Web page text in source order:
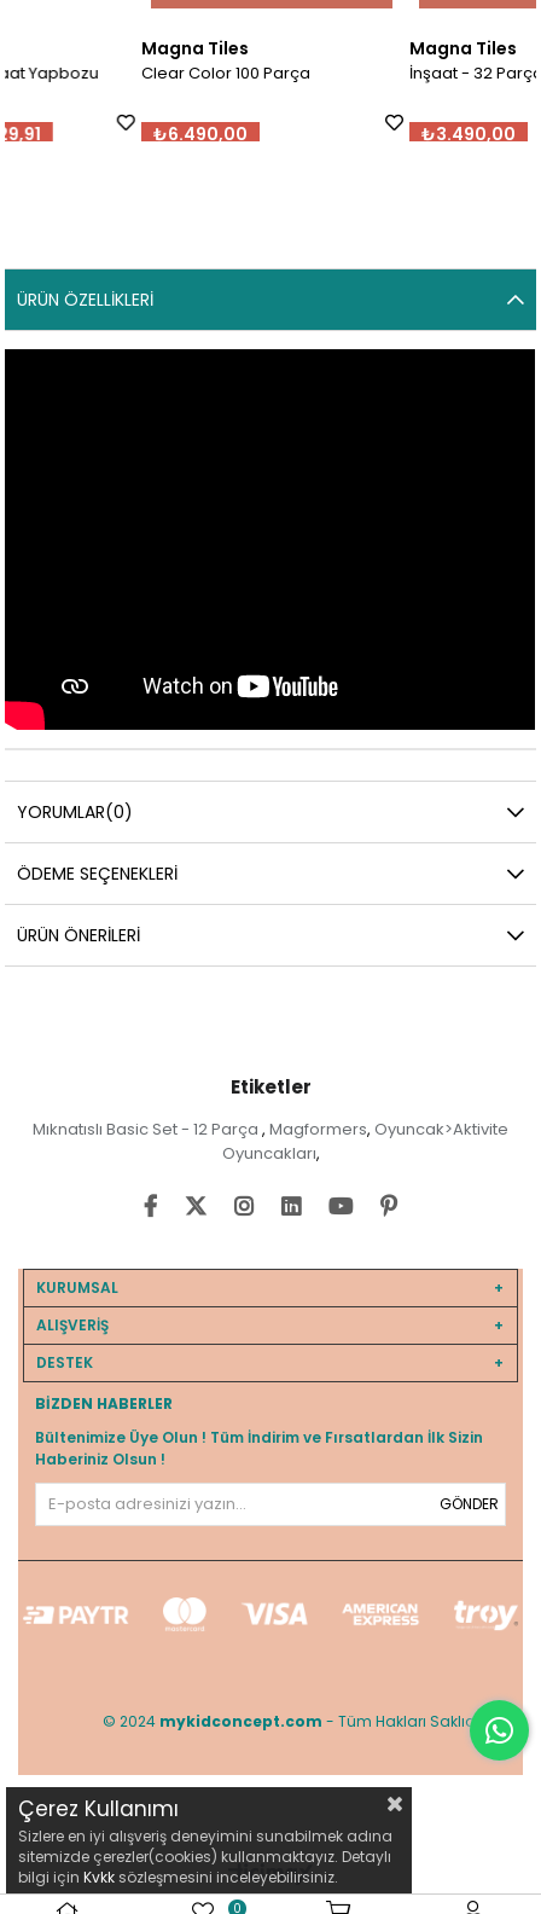
Clear Color 100 Parça
₺6.490,00
İnşaat - 32 Parça
₺3.490,00
ÜRÜN ÖZELLIKLERI
YORUMLAR(0)
ÖDEME SEÇENEKLERI
ÜRÜN ÖNERILERI
Etiketler
Mıknatıslı Basic Set - 12 Parça , Magformers, Oyuncak>Aktivite
Oyuncakları,
KURUMSAL
ALIŞVERİŞ
DESTEK
BIZDEN HABERLER
Bültenimize Üye Olun ! Tüm İndirim ve Fırsatlardan İlk Sizin
Haberiniz Olsun !
GÖNDER
© 2024 mykidconcept.com - Tüm Hakları Saklıdır.
Çerez Kullanımı
Sizlere en iyi alışveriş deneyimini sunabilmek adına
sitemizde çerezler(cookies) kullanmaktayız. Detaylı
bilgi için Kvkk sözleşmesini inceleyebilirsiniz.
0